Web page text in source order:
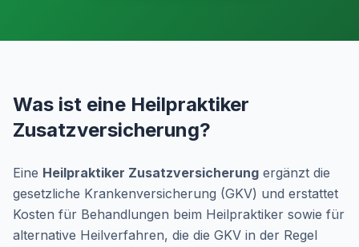
Was ist eine Heilpraktiker
Zusatzversicherung?
Eine Heilpraktiker Zusatzversicherung ergänzt die
gesetzliche Krankenversicherung (GKV) und erstattet
Kosten für Behandlungen beim Heilpraktiker sowie für
alternative Heilverfahren, die die GKV in der Regel